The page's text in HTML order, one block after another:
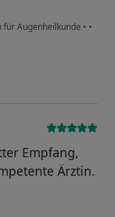
für Augenheilkunde • •
Empfang,
Ärztin.